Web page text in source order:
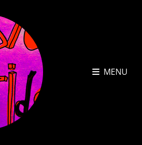
MENU